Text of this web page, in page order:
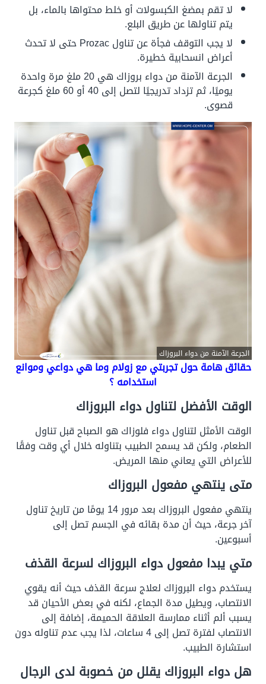
لا تقم بمضغ الكبسولات أو خلط محتواها بالماء، بل
يتم تناولها عن طريق البلع.
لا يجب التوقف فجأة عن تناول Prozac حتى لا تحدث
أعراض انسحابية خطيرة.
الجرعة الآمنة من دواء بروزاك هي 20 ملغ مرة واحدة
يوميًا، ثم تزداد تدريجيًا لتصل إلى 40 أو 60 ملغ كجرعة
قصوى.
الجرعة الآمنة من دواء البروزاك
حقائق هامة حول تجربتي مع زولام وما هي دواعي وموانع
استخدامه ؟
الوقت الأفضل لتناول دواء البروزاك
الوقت الأمثل لتناول دواء فلوزاك هو الصباح قبل تناول
الطعام، ولكن قد يسمح الطبيب بتناوله خلال أي وقت وفقًا
للأعراض التي يعاني منها المريض.
متى ينتهي مفعول البروزاك
ينتهي مفعول البروزاك بعد مرور 14 يومًا من تاريخ تناول
آخر جرعة، حيث أن مدة بقائه في الجسم تصل إلى
أسبوعين.
متي يبدا مفعول دواء البروزاك لسرعة القذف
يستخدم دواء البروزاك لعلاج سرعة القذف حيث أنه يقوي
الانتصاب، ويطيل مدة الجماع، لكنه في بعض الأحيان قد
يسبب ألم أثناء ممارسة العلاقة الحميمة، إضافة إلى
الانتصاب لفترة تصل إلى 4 ساعات، لذا يجب عدم تناوله دون
استشارة الطبيب.
هل دواء البروزاك يقلل من خصوبة لدى الرجال